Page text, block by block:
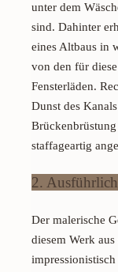
unter dem
sind. Dahinter
eines Altbaus in
von den für
Fensterläden.
Dunst des
staffageartig
2.
Der malerische
diesem Werk
impressionistisch